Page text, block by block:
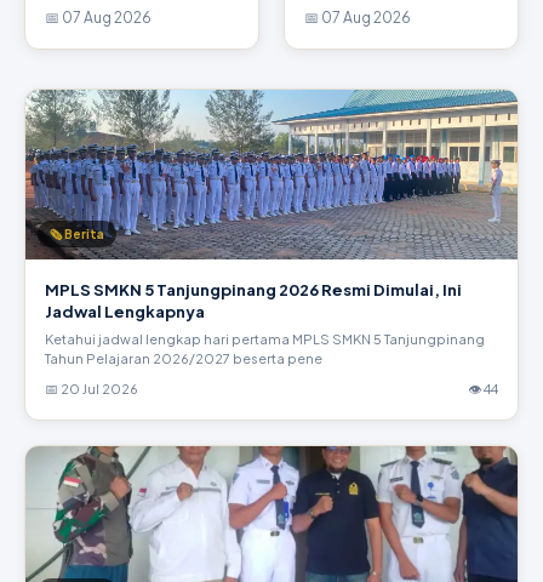
📅 07 Aug 2026 📅 07 Aug 2026
🗞 Berita
MPLS SMKN 5 Tanjungpinang 2026 Resmi Dimulai, Ini
Jadwal Lengkapnya
Ketahui jadwal lengkap hari pertama MPLS SMKN 5 Tanjungpinang
Tahun Pelajaran 2026/2027 beserta pene
📅 20 Jul 2026
👁 44